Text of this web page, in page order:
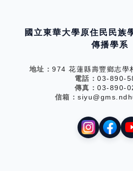
國立東華大學原住民民族
傳播學系
地址：974 花蓮縣壽豐鄉志學
電話： 03-890-
傳真： 03-890-
信箱：